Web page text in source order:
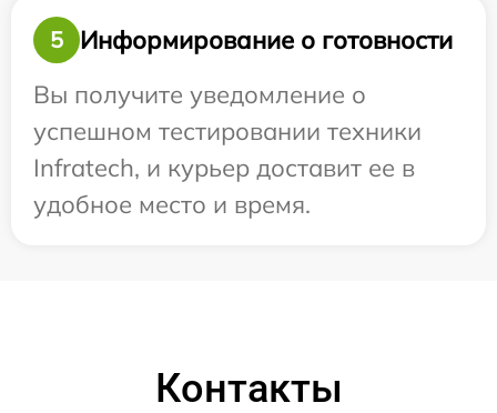
5
Информирование о готовности
Вы получите уведомление о
успешном тестировании техники
Infratech, и курьер доставит ее в
удобное место и время.
Контакты